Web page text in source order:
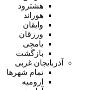
هشترود
هوراند
وایقان
ورزقان
یامچی
بازگشت
آذربایجان غربی
تمام شهر‌ها
ارومیه